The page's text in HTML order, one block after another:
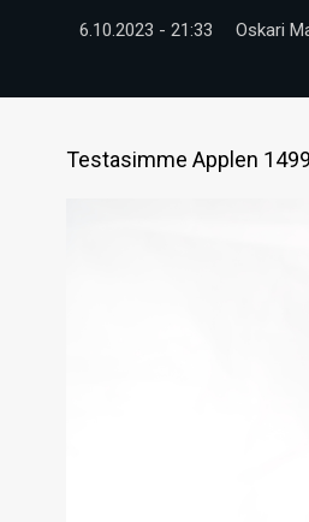
6.10.2023 - 21:33 Oskari
Testasimme Applen